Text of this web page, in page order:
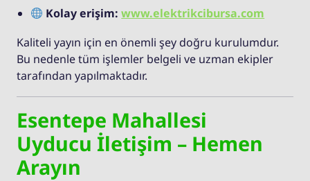
Kolay erişim:www.elektrikcibursa.com
Kaliteli yayın için en önemli şey doğru kurulumdur.
Bu nedenle tüm işlemler belgeli ve uzman ekipler
tarafından yapılmaktadır.
Esentepe Mahallesi
Uyducu İletişim – Hemen
Arayın